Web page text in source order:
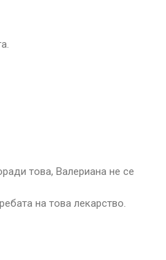
това, Валериана не се
на това лекарство.